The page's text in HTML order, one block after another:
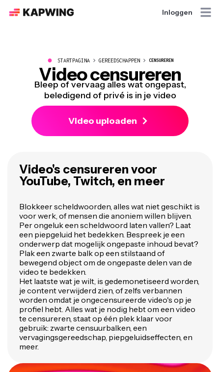
Inloggen
● STARTPAGINA GEREEDSCHAPPEN CENSUREREN
Video censureren
Bleep of vervaag alles wat ongepast,
beledigend of privé is in je video
Video uploaden
Video's censureren voor
YouTube, Twitch, en meer
Blokkeer scheldwoorden, alles wat niet geschikt is
voor werk, of mensen die anoniem willen blijven.
Per ongeluk een scheldwoord laten vallen? Laat
een piepgeluid het bedekken. Bespreek je een
onderwerp dat mogelijk ongepaste inhoud bevat?
Plak een zwarte balk op een stilstaand of
bewegend object om de ongepaste delen van de
video te bedekken.
Het laatste wat je wilt, is gedemonetiseerd worden,
je content verwijderd zien, of zelfs verbannen
worden omdat je ongecensureerde video's op je
profiel hebt. Alles wat je nodig hebt om een video
te censureren, staat op één plek klaar voor
gebruik: zwarte censuurbalken, een
vervagingsgereedschap, piepgeluidseffecten, en
meer.